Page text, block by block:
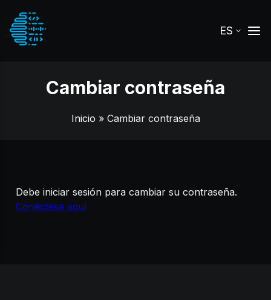
ES
Cambiar contraseña
Inicio » Cambiar contraseña
Debe iniciar sesión para cambiar su contraseña.
Conéctese aquí